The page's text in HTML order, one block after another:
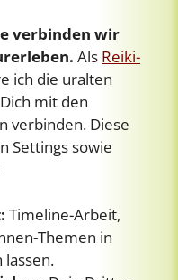
verbinden wir
Als Reiki-
ich die uralten
mit den
verbinden. Diese
Settings sowie
Timeline-Arbeit,
Themen in
lassen.